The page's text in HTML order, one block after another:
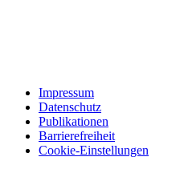
Impressum
Datenschutz
Publikationen
Barrierefreiheit
Cookie-Einstellungen